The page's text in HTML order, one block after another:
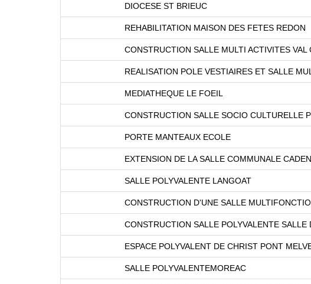
DIOCESE ST BRIEUC
REHABILITATION MAISON DES FETES REDON
CONSTRUCTION SALLE MULTI ACTIVITES VAL
REALISATION POLE VESTIAIRES ET SALLE
MEDIATHEQUE LE FOEIL
CONSTRUCTION SALLE SOCIO CULTURELLE
PORTE MANTEAUX ECOLE
EXTENSION DE LA SALLE COMMUNALE CADEN
SALLE POLYVALENTE LANGOAT
CONSTRUCTION D'UNE SALLE
CONSTRUCTION SALLE POLYVALENTE SALLE
ESPACE POLYVALENT DE CHRIST PONT
SALLE POLYVALENTEMOREAC